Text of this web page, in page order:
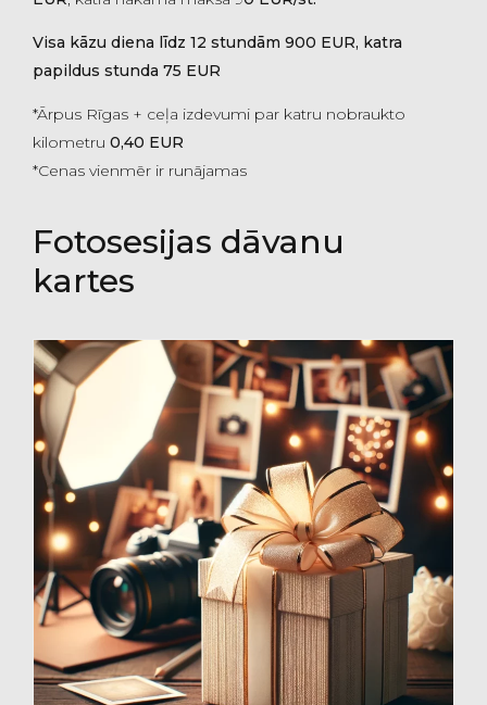
Visa kāzu diena līdz 12 stundām 900 EUR, katra
papildus stunda 75 EUR
*Ārpus Rīgas + ceļa izdevumi par katru nobraukto
kilometru 0,40 EUR
*Cenas vienmēr ir runājamas
Fotosesijas dāvanu
kartes